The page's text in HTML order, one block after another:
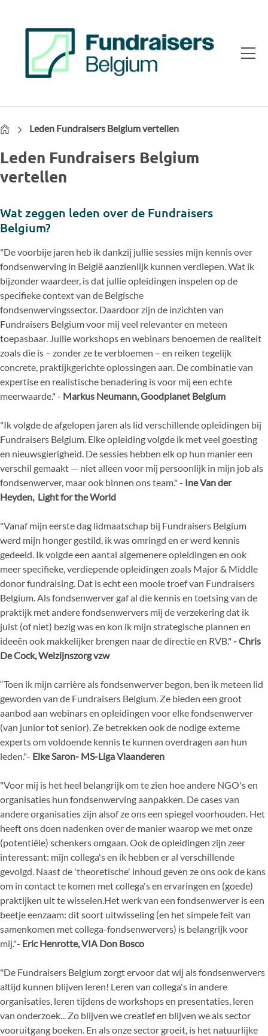
HomeLeden Fundraisers Belgium vertellen
Leden Fundraisers Belgium
vertellen
Wat zeggen leden over de Fundraisers
Belgium?
"De voorbije jaren heb ik dankzij jullie sessies mijn kennis over
fondsenwerving in België aanzienlijk kunnen verdiepen. Wat ik
bijzonder waardeer, is dat jullie opleidingen inspelen op de
specifieke context van de Belgische
fondsenwervingssector. Daardoor zijn de inzichten van
Fundraisers Belgium voor mij veel relevanter en meteen
toepasbaar. Jullie workshops en webinars benoemen de realiteit
zoals die is – zonder ze te verbloemen – en reiken tegelijk
concrete, praktijkgerichte oplossingen aan. De combinatie van
expertise en realistische benadering is voor mij een echte
meerwaarde." - Markus Neumann, Goodplanet Belgium
"Ik volgde de afgelopen jaren als lid verschillende opleidingen bij
Fundraisers Belgium. Elke opleiding volgde ik met veel goesting
en nieuwsgierigheid. De sessies hebben elk op hun manier een
verschil gemaakt — niet alleen voor mij persoonlijk in mijn job als
fondsenwerver, maar ook binnen ons team." - Ine Van der
Heyden, Light for the World
"Vanaf mijn eerste dag lidmaatschap bij Fundraisers Belgium
werd mijn honger gestild, ik was omringd en er werd kennis
gedeeld. Ik volgde een aantal algemenere opleidingen en ook
meer specifieke, verdiepende opleidingen zoals Major & Middle
donor fundraising. Dat is echt een mooie troef van Fundraisers
Belgium. Als fondsenwerver gaf al die kennis en toetsing van de
praktijk met andere fondsenwervers mij de verzekering dat ik
juist (of niet) bezig was en kon ik mijn strategische plannen en
ideeën ook makkelijker brengen naar de directie en RVB." - Chris
De Cock, Welzijnszorg vzw
“Toen ik mijn carrière als fondsenwerver begon, ben ik meteen lid
geworden van de Fundraisers Belgium. Ze bieden een groot
aanbod aan webinars en opleidingen voor elke fondsenwerver
(van junior tot senior). Ze betrekken ook de nodige externe
experts om voldoende kennis te kunnen overdragen aan hun
leden."- Elke Saron- MS-Liga Vlaanderen
"Voor mij is het heel belangrijkom te zien hoe andere NGO's en
organisaties hun fondsenwervingaanpakken. De cases van
andere organisaties zijn alsof ze ons een spiegel voorhouden. Het
heeft onsdoen nadenken over de manier waarop we met onze
(potentiële) schenkers omgaan. Ook deopleidingen zijn zeer
interessant: mijn collega's en ik hebben er al verschillende
gevolgd. Naast de 'theoretische' inhoud geven ze ons ook de kans
om in contact te komen metcollega's en ervaringen en (goede)
praktijken uit te wisselen. Het werk van een fondsenwerver is een
beetje eenzaam: dit soort uitwisseling (en het simpele feit van
samenkomen met collega-fondsenwervers) is belangrijk voor
mij."- Eric Henrotte, VIA Don Bosco
"De Fundraisers Belgium zorgt ervoor dat wij alsfondsenwervers
altijd kunnen blijven leren! Leren van collega's in andere
organisaties, leren tijdens de workshops en presentaties, leren
van onderzoek... Zo blijven we creatief en blijven we als sector
vooruitgang boeken. En als onze sectorgroeit, is het natuurlijke